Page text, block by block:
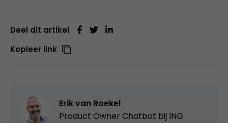
Deel dit artikel
Kopieer link
Erik van Roekel
Product Owner Chatbot bij ING